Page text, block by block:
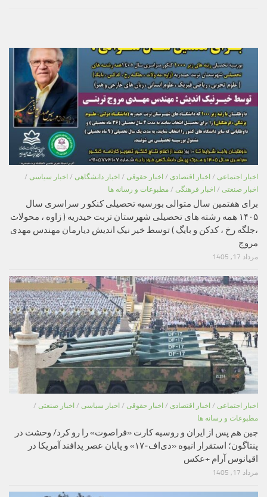
اخبار اجتماعی / اخبار اقتصادی / اخبار حقوقی / اخبار دانشگاهی / اخبار سیاسی /
اخبار صنعتی / اخبار فرهنگی / مطبوعات و رسانه ها
برای هفتمین سال متوالی بورسیه تحصیلی کنکو ر سراسری سال
۱۴۰۵ همه رشته های تحصیلی شهرستان تربت حیدریه ( زاوه ، محولات
،جلگه رخ ، کدکن و بایگ ) توسط خیر نیک اندیش دیارمان مهندس مهدی
مروج
مرداد 17, 1405
اخبار اجتماعی / اخبار اقتصادی / اخبار حقوقی / اخبار سیاسی / اخبار صنعتی /
مطبوعات و رسانه ها
چین هم پس از ایران و روسیه کارت «فراصوت» را رو کرد/ وحشت در
پنتاگون؛ استقرار انبوه «دی‌اف‑۱۷» و پایان عصر پدافند آمریکا در
اقیانوس آرام +عکس
مرداد 17, 1405